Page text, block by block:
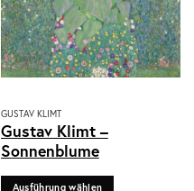
GUSTAV KLIMT
Gustav Klimt –
Sonnenblume
Ausführung wählen
Dieses
Produkt
weist